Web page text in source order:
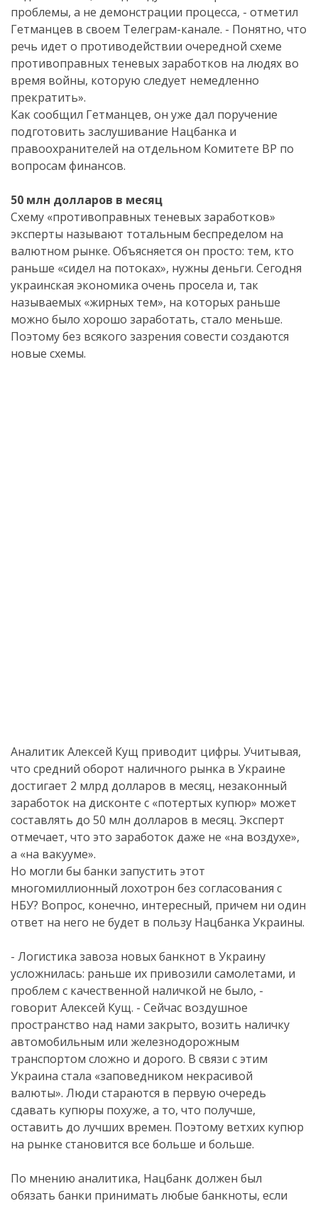
проблемы, а не демонстрации процесса, - отметил
Гетманцев в своем Телеграм-канале. - Понятно, что
речь идет о противодействии очередной схеме
противоправных теневых заработков на людях во
время войны, которую следует немедленно
прекратить».
Как сообщил Гетманцев, он уже дал поручение
подготовить заслушивание Нацбанка и
правоохранителей на отдельном Комитете ВР по
вопросам финансов.
50 млн долларов в месяц
Схему «противоправных теневых заработков»
эксперты называют тотальным беспределом на
валютном рынке. Объясняется он просто: тем, кто
раньше «сидел на потоках», нужны деньги. Сегодня
украинская экономика очень просела и, так
называемых «жирных тем», на которых раньше
можно было хорошо заработать, стало меньше.
Поэтому без всякого зазрения совести создаются
новые схемы.
Аналитик Алексей Кущ приводит цифры. Учитывая,
что средний оборот наличного рынка в Украине
достигает 2 млрд долларов в месяц, незаконный
заработок на дисконте с «потертых купюр» может
составлять до 50 млн долларов в месяц. Эксперт
отмечает, что это заработок даже не «на воздухе»,
а «на вакууме».
Но могли бы банки запустить этот
многомиллионный лохотрон без согласования с
НБУ? Вопрос, конечно, интересный, причем ни один
ответ на него не будет в пользу Нацбанка Украины.
- Логистика завоза новых банкнот в Украину
усложнилась: раньше их привозили самолетами, и
проблем с качественной наличкой не было, -
говорит Алексей Кущ. - Сейчас воздушное
пространство над нами закрыто, возить наличку
автомобильным или железнодорожным
транспортом сложно и дорого. В связи с этим
Украина стала «заповедником некрасивой
валюты». Люди стараются в первую очередь
сдавать купюры похуже, а то, что получше,
оставить до лучших времен. Поэтому ветхих купюр
на рынке становится все больше и больше.
По мнению аналитика, Нацбанк должен был
обязать банки принимать любые банкноты, если